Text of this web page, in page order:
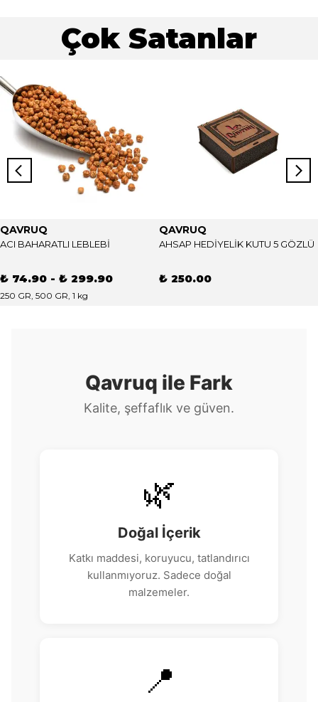
Çok Satanlar
QAVRUQ
ACI BAHARATLI LEBLEBİ
₺ 74.90 - ₺ 299.90
250 GR, 500 GR, 1 kg
QAVRUQ
AHSAP HEDİYELİK KUTU 5 GÖZLÜ
₺ 250.00
Qavruq ile Fark
Kalite, şeffaflık ve güven.
🌿
Doğal İçerik
Katkı maddesi, koruyucu, tatlandırıcı
kullanmıyoruz. Sadece doğal
malzemeler.
📍